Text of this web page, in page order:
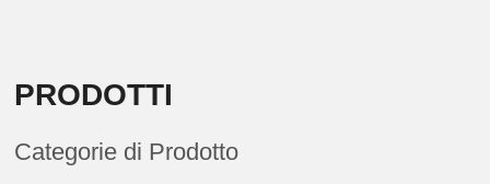
PRODOTTI
Categorie di Prodotto